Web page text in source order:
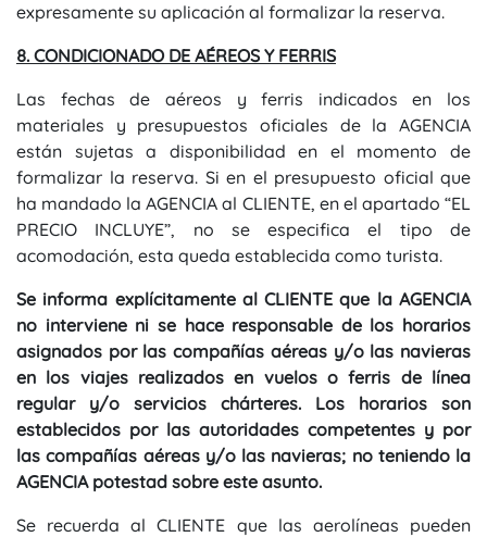
expresamente su aplicación al formalizar la reserva.
8. CONDICIONADO DE AÉREOS Y FERRIS
Las fechas de aéreos y ferris indicados en los
materiales y presupuestos oficiales de la AGENCIA
están sujetas a disponibilidad en el momento de
formalizar la reserva. Si en el presupuesto oficial que
ha mandado la AGENCIA al CLIENTE, en el apartado “EL
PRECIO INCLUYE”, no se especifica el tipo de
acomodación, esta queda establecida como turista.
Se informa explícitamente al CLIENTE que la AGENCIA
no interviene ni se hace responsable de los horarios
asignados por las compañías aéreas y/o las navieras
en los viajes realizados en vuelos o ferris de línea
regular y/o servicios chárteres. Los horarios son
establecidos por las autoridades competentes y por
las compañías aéreas y/o las navieras; no teniendo la
AGENCIA potestad sobre este asunto.
Se recuerda al CLIENTE que las aerolíneas pueden